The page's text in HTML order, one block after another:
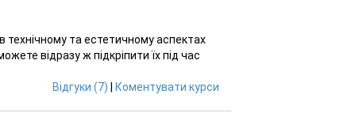
технічному та естетичному аспектах
відразу ж підкріпити їх під час
Відгуки (7)
Коментувати курси